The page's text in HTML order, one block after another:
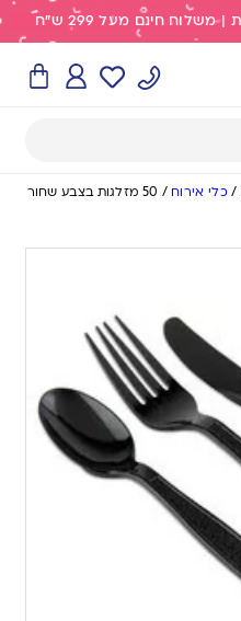
/כלי אירוח / 50 מזלגות בצבע שחור